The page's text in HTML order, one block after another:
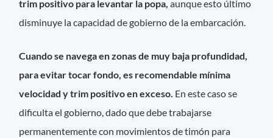
trim positivo para levantar la popa, aunque esto último
disminuye la capacidad de gobierno de la embarcación.
Cuando se navega en zonas de muy baja profundidad,
para evitar tocar fondo, es recomendable mínima
velocidad y trim positivo en exceso. En este caso se
dificulta el gobierno, dado que debe trabajarse
permanentemente con movimientos de timón para